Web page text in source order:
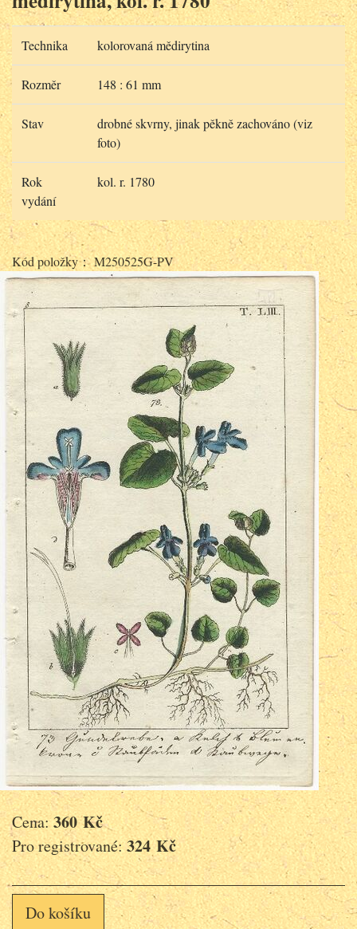
Technika kolorovaná mědirytina
Rozměr 148 : 61 mm
Stav
drobné skvrny, jinak pěkně zachováno (viz
foto)
Rok
vydání
kol. r. 1780
Kód položky： M250525G-PV
Cena:360 Kč
Pro registrované:324 Kč
Do košíku